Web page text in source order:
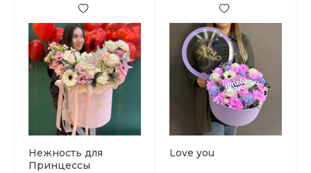
Нежность для
Принцессы
Love you